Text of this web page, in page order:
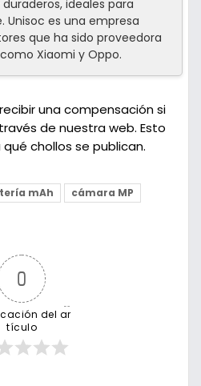
ideales para
Unisoc es una empresa
que ha sido proveedora
Xiaomi y Oppo.
una compensación si
de nuestra web. Esto
chollos se publican.
mAh
cámara MP
0
del ar
tículo